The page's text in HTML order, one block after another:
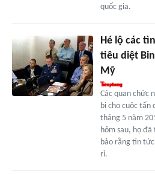
quốc gia.
Hé lộ các
tiêu diệt
Mỹ
Các quan chức
bị cho cuộc tấn
tháng 5 năm
hôm sau, họ
bảo rằng tin
rỉ.